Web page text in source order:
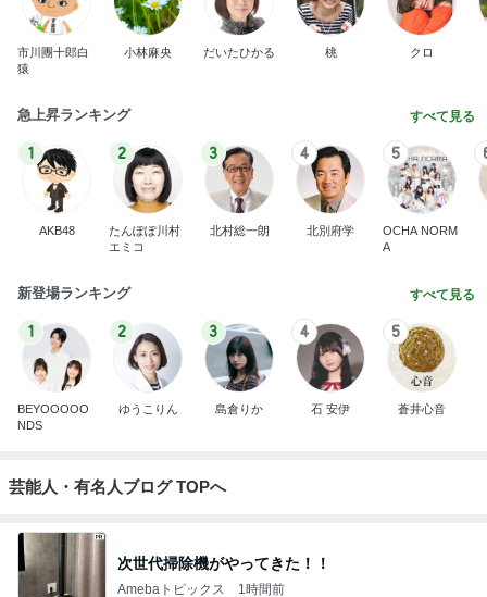
市川團十郎白
猿
小林麻央 だいたひかる 桃 クロ
急上昇ランキング すべて見る
1
AKB48
2
たんぽぽ川村
エミコ
3
北村総一朗
4
北別府学
5
OCHA NORM
A
新登場ランキング すべて見る
1
BEYOOOOO
NDS
2
ゆうこりん
3
島倉りか
4
石 安伊
5
蒼井心音
芸能人・有名人ブログ TOPへ
次世代掃除機がやってきた！！
Amebaトピックス 1時間前